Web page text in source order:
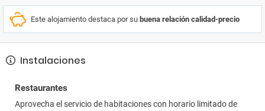
Este alojamiento destaca por su buena relación calidad-precio
Instalaciones
Restaurantes
Aprovecha el servicio de habitaciones con horario limitado de